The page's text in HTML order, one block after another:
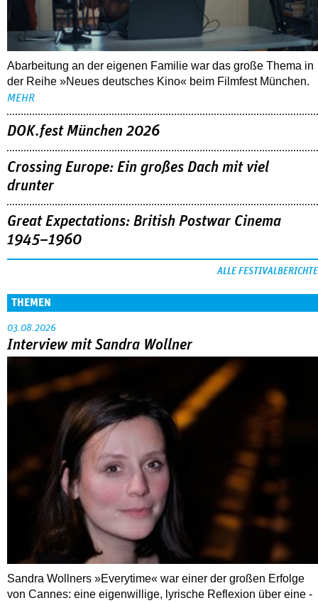
Abarbeitung an der eigenen Familie war das große Thema in
der Reihe »Neues deutsches Kino« beim Filmfest München.
MEHR
DOK.fest München 2026
Crossing Europe: Ein großes Dach mit viel
drunter
Great Expectations: British Postwar Cinema
1945–1960
ALLE FESTIVALBERICHTE
THEMEN
03.08.2026
Interview mit Sandra Wollner
Sandra Wollners »Everytime« war einer der großen Erfolge
von Cannes: eine eigenwillige, lyrische Reflexion über eine ­